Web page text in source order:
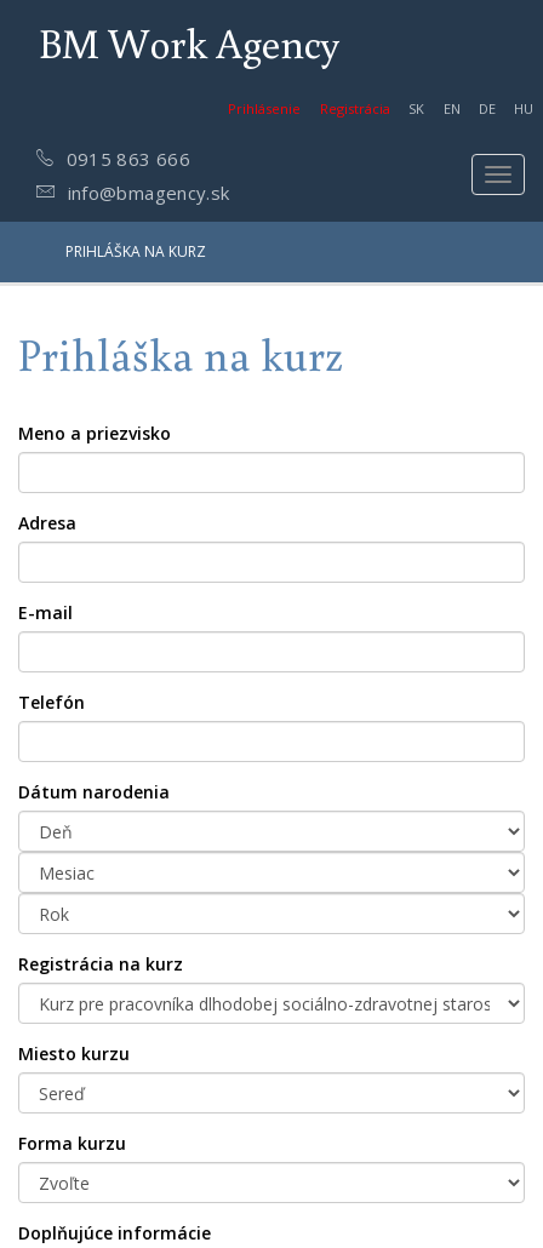
BM Work Agency
Prihlásenie Registrácia SK EN DE HU
0915 863 666
info@bmagency.sk
PRIHLÁŠKA NA KURZ
Prihláška na kurz
Meno a priezvisko
Adresa
E-mail
Telefón
Dátum narodenia
Registrácia na kurz
Miesto kurzu
Forma kurzu
Doplňujúce informácie